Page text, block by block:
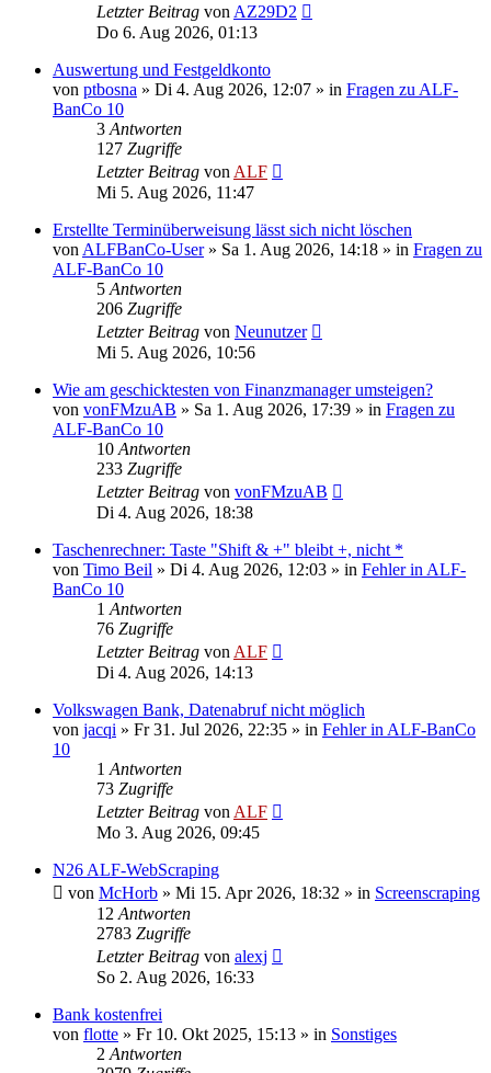
Letzter Beitrag von AZ29D2
Do 6. Aug 2026, 01:13
Auswertung und Festgeldkonto
von ptbosna » Di 4. Aug 2026, 12:07 » in Fragen zu ALF-
BanCo 10
3 Antworten
127 Zugriffe
Letzter Beitrag von ALF
Mi 5. Aug 2026, 11:47
Erstellte Terminüberweisung lässt sich nicht löschen
von ALFBanCo-User» Sa 1. Aug 2026, 14:18 » in Fragen zu
ALF-BanCo 10
5 Antworten
206 Zugriffe
Letzter Beitrag von Neunutzer
Mi 5. Aug 2026, 10:56
Wie am geschicktesten von Finanzmanager umsteigen?
von vonFMzuAB » Sa 1. Aug 2026, 17:39 » in Fragen zu
ALF-BanCo 10
10 Antworten
233 Zugriffe
Letzter Beitrag von vonFMzuAB
Di 4. Aug 2026, 18:38
Taschenrechner: Taste "Shift & +" bleibt +, nicht *
von Timo Beil » Di 4. Aug 2026, 12:03 » in Fehler in ALF-
BanCo 10
1 Antworten
76 Zugriffe
Letzter Beitrag von ALF
Di 4. Aug 2026, 14:13
Volkswagen Bank, Datenabruf nicht möglich
von jacqi » Fr 31. Jul 2026, 22:35 » in Fehler in ALF-BanCo
10
1 Antworten
73 Zugriffe
Letzter Beitrag von ALF
Mo 3. Aug 2026, 09:45
N26 ALF-WebScraping
von McHorb » Mi 15. Apr 2026, 18:32 » in Screenscraping
12 Antworten
2783 Zugriffe
Letzter Beitrag von alexj
So 2. Aug 2026, 16:33
Bank kostenfrei
von flotte » Fr 10. Okt 2025, 15:13 » in Sonstiges
2 Antworten